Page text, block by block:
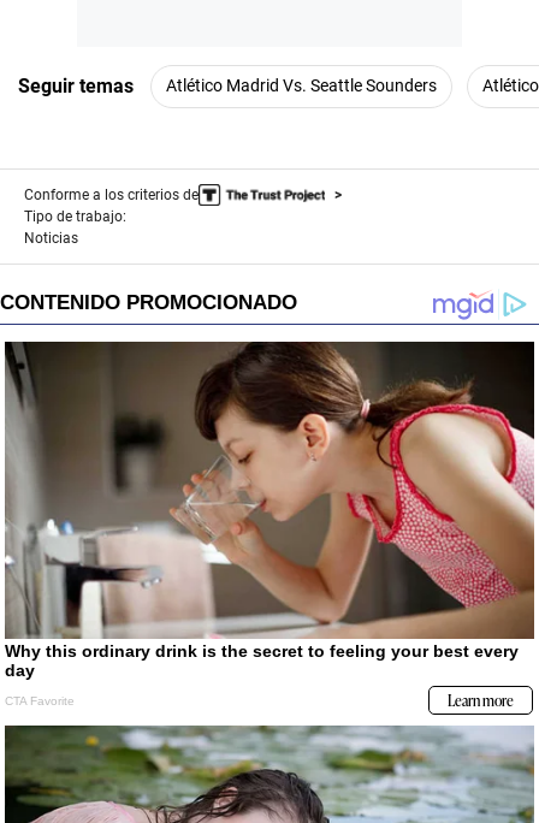
Seguir temas Atlético Madrid Vs. Seattle Sounders
Conforme a los criterios de
Tipo de trabajo:
Noticias